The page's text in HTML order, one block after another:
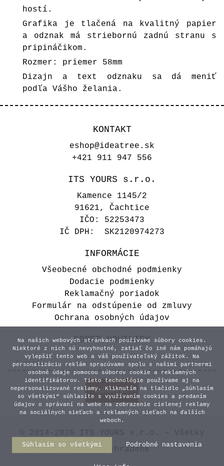
hostí.
Grafika je tlačená na kvalitný papier
a odznak má striebornú zadnú stranu s
pripináčikom.
Rozmer: priemer 58mm
Dizajn a text odznaku sa dá meniť
podľa Vášho želania.
KONTAKT
eshop@ideatree.sk
+421 911 947 556
ITS YOURS s.r.o.
Kamence 1145/2
91621, Čachtice
IČO: 52253473
IČ DPH: SK2120974273
INFORMÁCIE
Všeobecné obchodné podmienky
Dodacie podmienky
Reklamačný poriadok
Formulár na odstúpenie od zmluvy
Ochrana osobných údajov
ODBER NOVINIEK
práva vyhradené
Na našich webových stránkach používame súbory cookies.
Niektoré z nich sú nevyhnutné, zatiaľ čo iné nám pomáhajú
vylepšiť tento web a váš používateľský zážitok. Na
personalizáciu reklám spracúvame spolu s našimi partnermi
osobné údaje pomocou súborov cookie a reklamných
identifikátorov. Tieto technológie používame aj na
nepersonalizované reklamy. Kliknutím na tlačidlo „Súhlasím
so všetkými“ súhlasíte s využívaním cookies a predaním
údajov o správaní na webe na zobrazenie cielenej reklamy
na sociálnych sieťach a reklamných sieťach na ďalších
weboch.
Súhlasím so všetkými Podrobné nastavenia